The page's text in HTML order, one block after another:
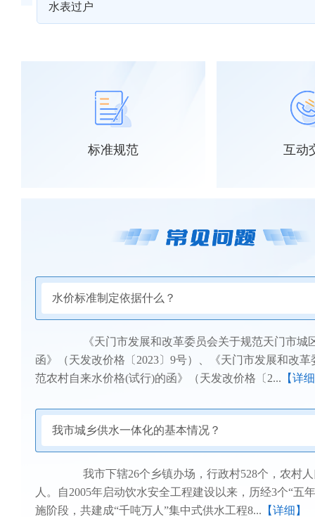
水表过户
标准规范 互动
水价标准制定依据什么？
《天门市发展和改革委员会关于规范天门市城区
函》（天发改价格〔2023〕9号）、《天门市发展和改革
范农村自来水价格(试行)的函》（天发改价格〔2... 【详
我市城乡供水一体化的基本情况？
我市下辖26个乡镇办场，行政村528个，农村人
人。自2005年启动饮水安全工程建设以来，历经3个“五
施阶段，共建成“千吨万人”集中式供水工程8... 【详细】